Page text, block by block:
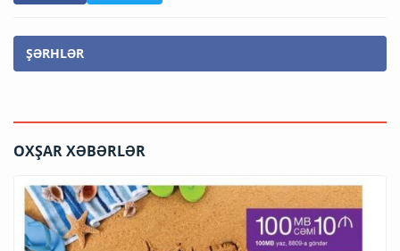
ŞƏRHLƏR
OXŞAR XƏBƏRLƏR